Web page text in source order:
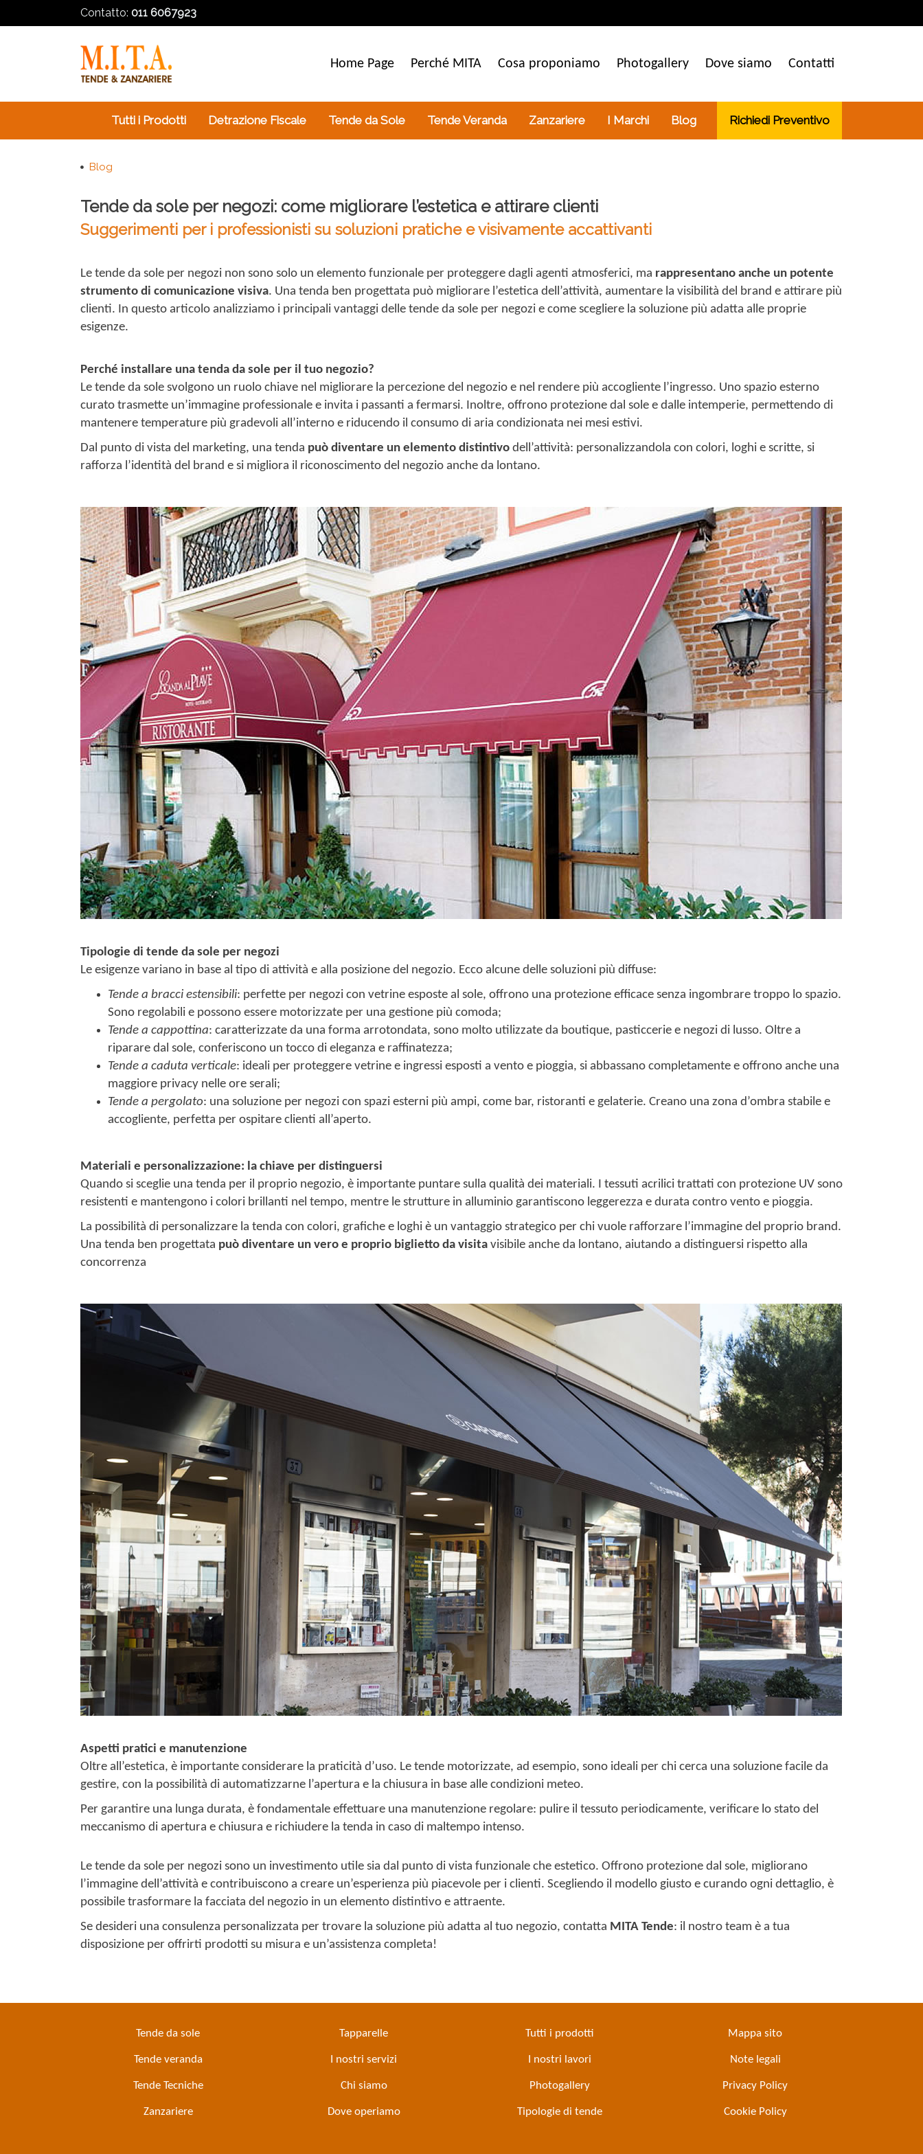
Contatto: 011 6067923
Home Page Perché MITA Cosa proponiamo Photogallery Dove siamo Contatti
Tutti i Prodotti Detrazione Fiscale Tende da Sole Tende Veranda Zanzariere I Marchi Blog Richiedi Preventivo
Blog
Tende da sole per negozi: come migliorare l’estetica e attirare clienti
Suggerimenti per i professionisti su soluzioni pratiche e visivamente accattivanti
Le tende da sole per negozi non sono solo un elemento funzionale per proteggere dagli agenti atmosferici, ma rappresentano anche un potente
strumento di comunicazione visiva. Una tenda ben progettata può migliorare l’estetica dell’attività, aumentare la visibilità del brand e attirare più
clienti. In questo articolo analizziamo i principali vantaggi delle tende da sole per negozi e come scegliere la soluzione più adatta alle proprie
esigenze.
Perché installare una tenda da sole per il tuo negozio?
Le tende da sole svolgono un ruolo chiave nel migliorare la percezione del negozio e nel rendere più accogliente l’ingresso. Uno spazio esterno
curato trasmette un’immagine professionale e invita i passanti a fermarsi. Inoltre, offrono protezione dal sole e dalle intemperie, permettendo di
mantenere temperature più gradevoli all’interno e riducendo il consumo di aria condizionata nei mesi estivi.
Dal punto di vista del marketing, una tenda può diventare un elemento distintivo dell’attività: personalizzandola con colori, loghi e scritte, si
rafforza l’identità del brand e si migliora il riconoscimento del negozio anche da lontano.
Tipologie di tende da sole per negozi
Le esigenze variano in base al tipo di attività e alla posizione del negozio. Ecco alcune delle soluzioni più diffuse:
Tende a bracci estensibili: perfette per negozi con vetrine esposte al sole, offrono una protezione efficace senza ingombrare troppo lo spazio.
Sono regolabili e possono essere motorizzate per una gestione più comoda;
Tende a cappottina: caratterizzate da una forma arrotondata, sono molto utilizzate da boutique, pasticcerie e negozi di lusso. Oltre a
riparare dal sole, conferiscono un tocco di eleganza e raffinatezza;
Tende a caduta verticale: ideali per proteggere vetrine e ingressi esposti a vento e pioggia, si abbassano completamente e offrono anche una
maggiore privacy nelle ore serali;
Tende a pergolato: una soluzione per negozi con spazi esterni più ampi, come bar, ristoranti e gelaterie. Creano una zona d’ombra stabile e
accogliente, perfetta per ospitare clienti all’aperto.
Materiali e personalizzazione: la chiave per distinguersi
Quando si sceglie una tenda per il proprio negozio, è importante puntare sulla qualità dei materiali. I tessuti acrilici trattati con protezione UV sono
resistenti e mantengono i colori brillanti nel tempo, mentre le strutture in alluminio garantiscono leggerezza e durata contro vento e pioggia.
La possibilità di personalizzare la tenda con colori, grafiche e loghi è un vantaggio strategico per chi vuole rafforzare l’immagine del proprio brand.
Una tenda ben progettata può diventare un vero e proprio biglietto da visita visibile anche da lontano, aiutando a distinguersi rispetto alla
concorrenza
Aspetti pratici e manutenzione
Oltre all’estetica, è importante considerare la praticità d’uso. Le tende motorizzate, ad esempio, sono ideali per chi cerca una soluzione facile da
gestire, con la possibilità di automatizzarne l’apertura e la chiusura in base alle condizioni meteo.
Per garantire una lunga durata, è fondamentale effettuare una manutenzione regolare: pulire il tessuto periodicamente, verificare lo stato del
meccanismo di apertura e chiusura e richiudere la tenda in caso di maltempo intenso.
Le tende da sole per negozi sono un investimento utile sia dal punto di vista funzionale che estetico. Offrono protezione dal sole, migliorano
l’immagine dell’attività e contribuiscono a creare un’esperienza più piacevole per i clienti. Scegliendo il modello giusto e curando ogni dettaglio, è
possibile trasformare la facciata del negozio in un elemento distintivo e attraente.
Se desideri una consulenza personalizzata per trovare la soluzione più adatta al tuo negozio, contatta MITA Tende: il nostro team è a tua
disposizione per offrirti prodotti su misura e un’assistenza completa!
Tende da sole
Tende veranda
Tende Tecniche
Zanzariere
Tapparelle
I nostri servizi
Chi siamo
Dove operiamo
Tutti i prodotti
I nostri lavori
Photogallery
Tipologie di tende
Mappa sito
Note legali
Privacy Policy
Cookie Policy